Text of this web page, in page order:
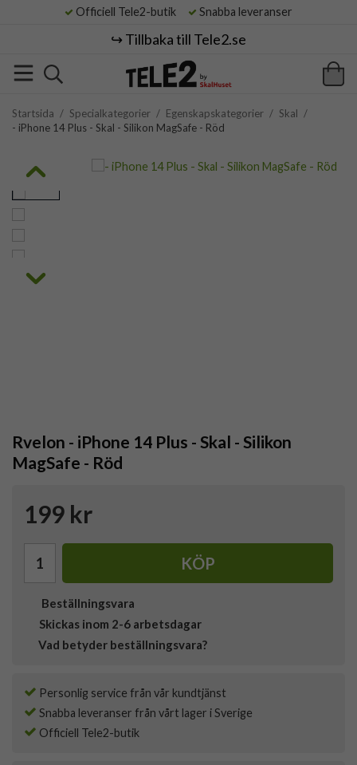
Officiell Tele2-butik Snabba leveranser
↪️ Tillbaka till Tele2.se
Startsida / Specialkategorier / Egenskapskategorier / Skal /
- iPhone 14 Plus - Skal - Silikon MagSafe - Röd
Rvelon - iPhone 14 Plus - Skal - Silikon
MagSafe - Röd
199 kr
KÖP
Beställningsvara
Skickas inom 2-6 arbetsdagar
Vad betyder beställningsvara?
Personlig service från vår kundtjänst
Snabba leveranser från vårt lager i Sverige
Officiell Tele2-butik